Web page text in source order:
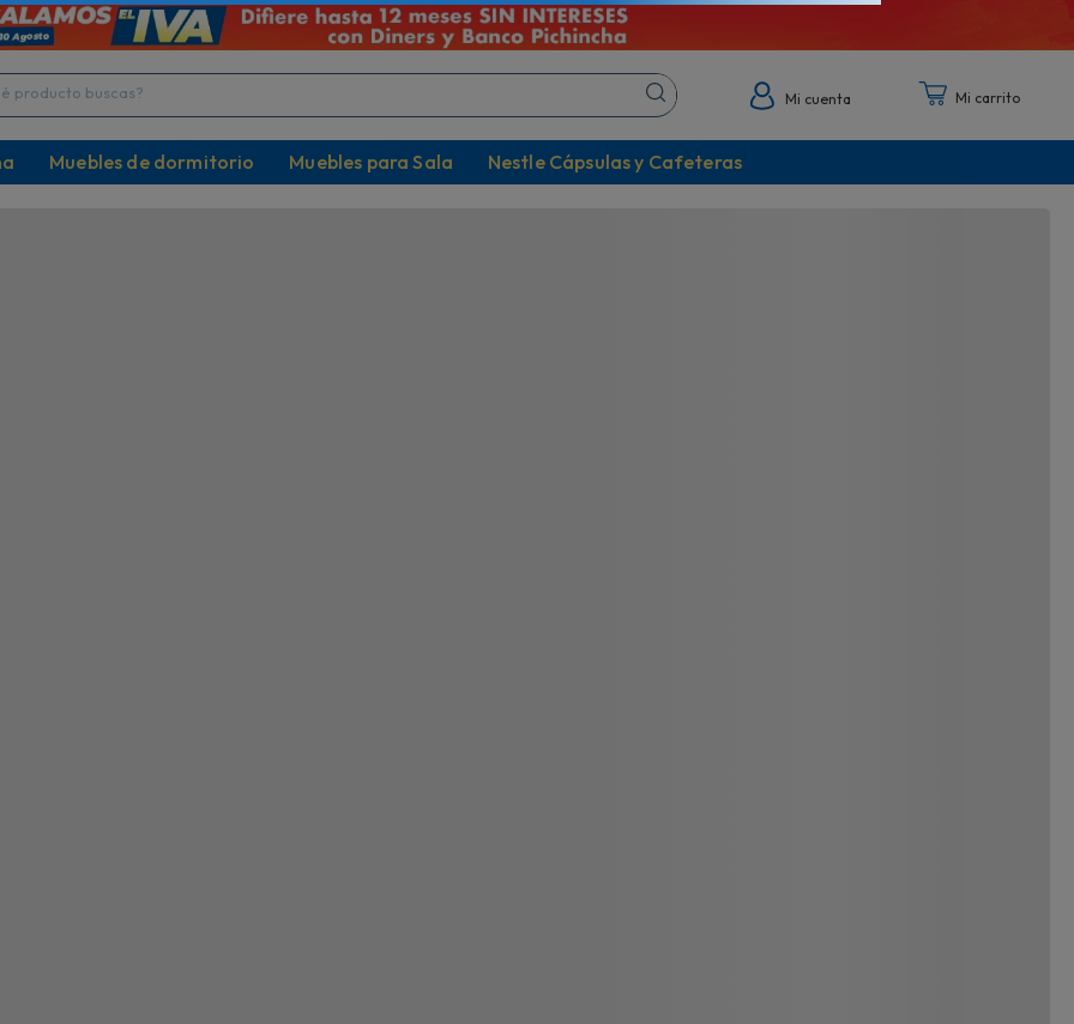
buscas?
Mi cuenta
Muebles de dormitorio Muebles para Sala Nestle Cápsulas y Cafeteras
GRATIS en escolar!
compras mayores a $60
¡La mejor definición!
Televisores desde 32" hasta 75" Descubre todos sus sabores
Descripción Especificaciones